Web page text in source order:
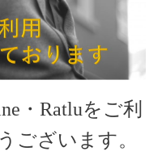
・Ratluをご利
ございます。